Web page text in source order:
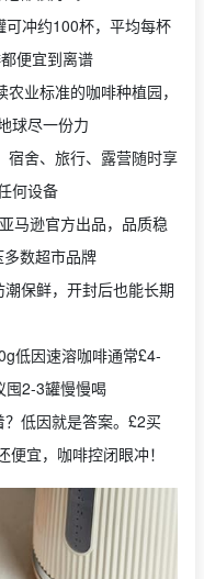
冲约100杯，平均每杯
便宜到离谱
业标准的咖啡种植园，
球尽一份力
舍、旅行、露营随时享
何设备
马逊官方出品，品质稳
数超市品牌
保鲜，开封后也能长期
低因速溶咖啡通常£4-
囤2-3罐慢慢喝
低因就是答案。£2买
宜，咖啡控闭眼冲！